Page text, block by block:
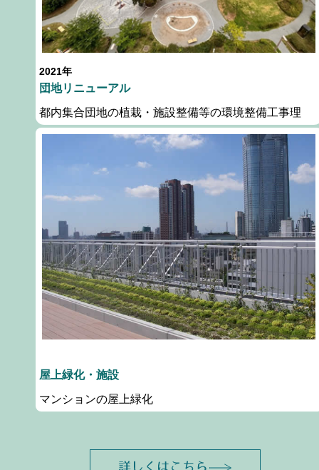
2021年
団地リニューアル
都内集合団地の植栽・施設整備等の環境整備工事理
屋上緑化・施設
マンションの屋上緑化